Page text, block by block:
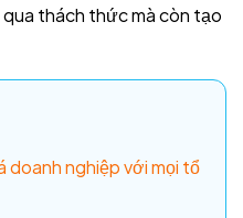
thách thức mà còn tạo
doanh nghiệp với mọi tổ